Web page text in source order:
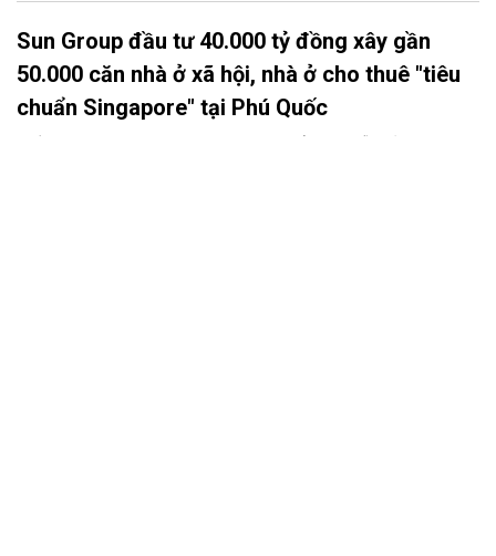
Sun Group đầu tư 40.000 tỷ đồng xây gần
50.000 căn nhà ở xã hội, nhà ở cho thuê "tiêu
chuẩn Singapore" tại Phú Quốc